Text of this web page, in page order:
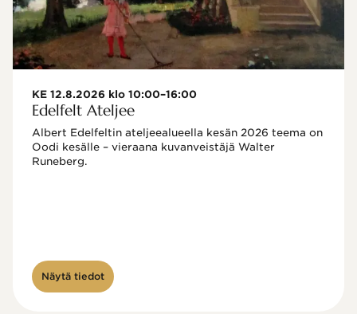
KE 12.8.2026 klo 10:00–16:00
Edelfelt Ateljee
Albert Edelfeltin ateljeealueella kesän 2026 teema on
Oodi kesälle – vieraana kuvanveistäjä Walter
Näytä tiedot